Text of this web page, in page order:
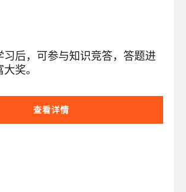
习后，可参与知识竞答，答题进
奖。
查看详情